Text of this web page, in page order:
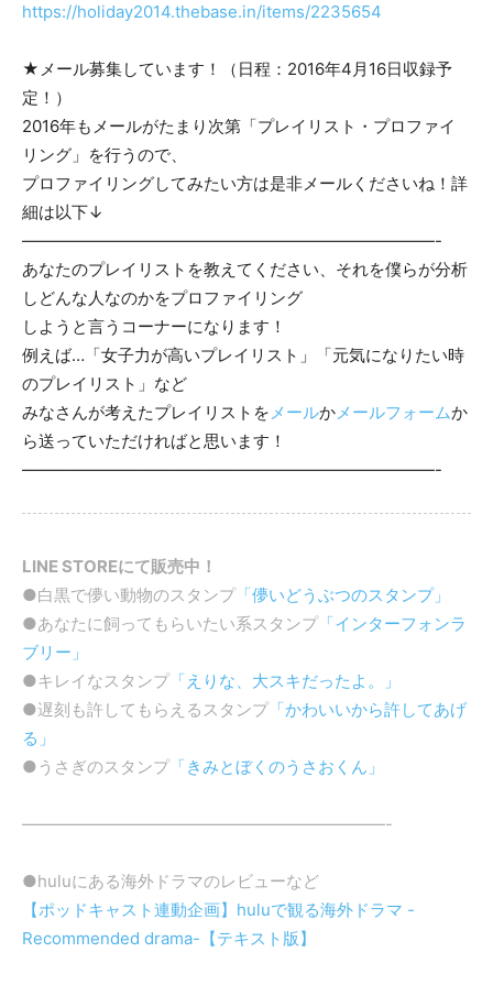
https://holiday2014.thebase.in/items/2235654
★メール募集しています！（日程：2016年4月16日収録予
定！）
2016年もメールがたまり次第「プレイリスト・プロファイ
リング」を行うので、
プロファイリングしてみたい方は是非メールくださいね！詳
細は以下↓
—————————————————————————-
あなたのプレイリストを教えてください、それを僕らが分析
しどんな人なのかをプロファイリング
しようと言うコーナーになります！
例えば…「女子力が高いプレイリスト」「元気になりたい時
のプレイリスト」など
みなさんが考えたプレイリストをメールかメールフォームか
ら送っていただければと思います！
—————————————————————————-
LINE STOREにて販売中！
●白黒で儚い動物のスタンプ「儚いどうぶつのスタンプ」
●あなたに飼ってもらいたい系スタンプ「インターフォンラ
ブリー」
●キレイなスタンプ「えりな、大スキだったよ。」
●遅刻も許してもらえるスタンプ「かわいいから許してあげ
る」
●うさぎのスタンプ「きみとぼくのうさおくん」
——————————————————————-
●huluにある海外ドラマのレビューなど
【ポッドキャスト連動企画】huluで観る海外ドラマ -
Recommended drama-【テキスト版】